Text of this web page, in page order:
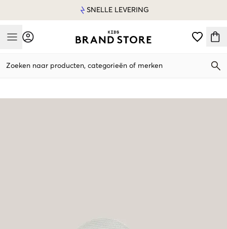
SNELLE LEVERING
Mobile Menu
Zoeken naar producten, categorieën of merken